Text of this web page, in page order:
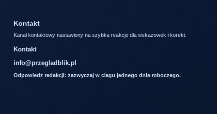
Kontakt
Kanal kontaktowy nastawiony na szybka reakcje dla wskazowek i korekt.
Kontakt
info@przegladblik.pl
Odpowiedz redakcji: zazwyczaj w ciagu jednego dnia roboczego.